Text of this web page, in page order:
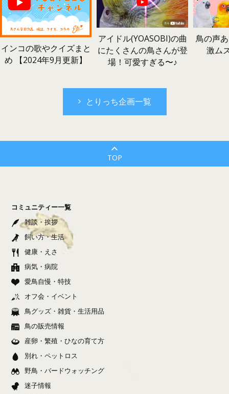
インコの歌やクイズまと
め 【2024年9月更新】
アイドル(YOASOBI)の曲
にたくさんの鳥さんが登
場！可愛すぎる〜♪
鳥の声
激ム
とりっち企画一覧
TOP
コミュニティー一覧
雑談・挨拶
飼い方・生活
健康・えさ
病気・病院
愛鳥自慢・特技
オフ会・イベント
鳥グッズ・雑貨・生活用品
鳥の販売情報
産卵・繁殖・ひなの育て方
別れ・ペットロス
野鳥・バードウォッチング
迷子情報